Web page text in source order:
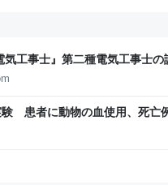
気工事士』第二種電気工事士
去問1000問”や“本番形式CBT
患者に動物の血使用、死亡